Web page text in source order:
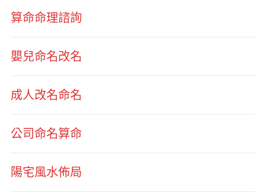
算命命理諮詢
嬰兒命名改名
成人改名命名
公司命名算命
陽宅風水佈局